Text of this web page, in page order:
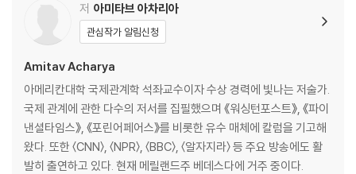
n in crisis. Social unrest, political polarization, and the rise of ot
her great powers - especially China - threaten to unravel toda
al chaos. But this is a Western illusion.
Surveying five thousand years of global history, political scien
tist Amitav Acharya reveals that world order existed long bef
ore the rise of the West. Moving from ancient Sumer, India, Gr
eece, and Mesoamerica, through medieval caliphates and Eur
저 아미타브 아차리아
관심작가 알림신청
Amitav Acharya
아메리칸대학 국제관계학 석좌교수이자 수상 경력에 빛나는 저술가.
국제 관계에 관한 다수의 저서를 집필했으며 《워싱턴포스트》, 《파이
낸셜타임스》, 《포린어페어스》를 비롯한 유수 매체에 칼럼을 기고해
왔다. 또한 〈CNN〉, 〈NPR〉, 〈BBC〉, 〈알자지라〉 등 주요 방송에도 활
발히 출연하고 있다. 현재 메릴랜드주 베데스다에 거주 중이다.